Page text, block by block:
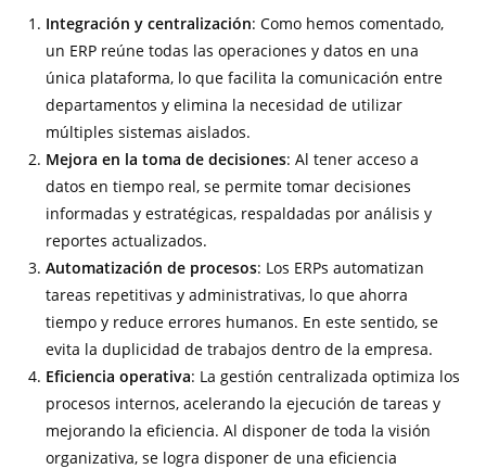
Integración y centralización: Como hemos comentado,
un ERP reúne todas las operaciones y datos en una
única plataforma, lo que facilita la comunicación entre
departamentos y elimina la necesidad de utilizar
múltiples sistemas aislados.
Mejora en la toma de decisiones: Al tener acceso a
datos en tiempo real, se permite tomar decisiones
informadas y estratégicas, respaldadas por análisis y
reportes actualizados.
Automatización de procesos: Los ERPs automatizan
tareas repetitivas y administrativas, lo que ahorra
tiempo y reduce errores humanos. En este sentido, se
evita la duplicidad de trabajos dentro de la empresa.
Eficiencia operativa: La gestión centralizada optimiza los
procesos internos, acelerando la ejecución de tareas y
mejorando la eficiencia. Al disponer de toda la visión
organizativa, se logra disponer de una eficiencia